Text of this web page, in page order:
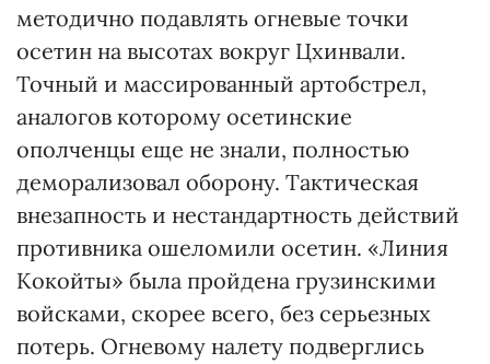
методично подавлять огневые точки
осетин на высотах вокруг Цхинвали.
Точный и массированный артобстрел,
аналогов которому осетинские
ополченцы еще не знали, полностью
деморализовал оборону. Тактическая
внезапность и нестандартность действий
противника ошеломили осетин. «Линия
Кокойты» была пройдена грузинскими
войсками, скорее всего, без серьезных
потерь. Огневому налету подверглись